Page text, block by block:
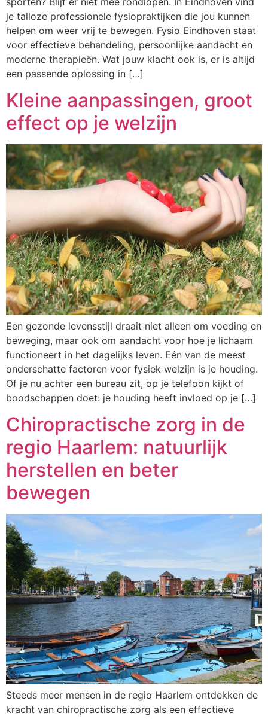
je talloze professionele fysiopraktijken die jou kunnen
helpen om weer vrij te bewegen. Fysio Eindhoven staat
voor effectieve behandeling, persoonlijke aandacht en
moderne therapieën. Wat jouw klacht ook is, er is altijd
een passende oplossing in […]
Kleine aanpassingen, groot
effect op je welzijn
Een gezonde levensstijl draait niet alleen om voeding en
beweging, maar ook om aandacht voor hoe je lichaam
functioneert in het dagelijks leven. Eén van de meest
onderschatte factoren voor fysiek welzijn is je houding.
Of je nu achter een bureau zit, op je telefoon kijkt of
boodschappen doet: je houding heeft invloed op je […]
Chiropractische zorg in de
regio Haarlem: natuurlijk
herstellen en beter
bewegen
Steeds meer mensen in de regio Haarlem ontdekken de
kracht van chiropractische zorg als een effectieve